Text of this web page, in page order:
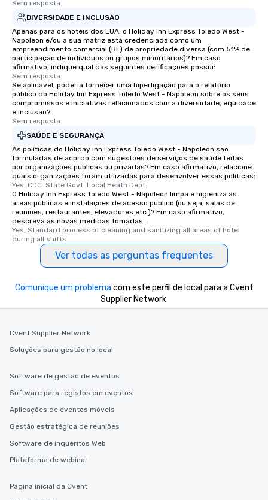
Sem resposta.
DIVERSIDADE E INCLUSÃO
Apenas para os hotéis dos EUA, o Holiday Inn Express Toledo West -
Napoleon e/ou a sua matriz está credenciada como um
empreendimento comercial (BE) de propriedade diversa (com 51% de
participação de indivíduos ou grupos minoritários)? Em caso
afirmativo, indique qual das seguintes cerificações possui:
Sem resposta.
Se aplicável, poderia fornecer uma hiperligação para o relatório
público do Holiday Inn Express Toledo West - Napoleon sobre os seus
compromissos e iniciativas relacionados com a diversidade, equidade
e inclusão?
Sem resposta.
SAÚDE E SEGURANÇA
As políticas do Holiday Inn Express Toledo West - Napoleon são
formuladas de acordo com sugestões de serviços de saúde feitas
por organizações públicas ou privadas? Em caso afirmativo, relacione
quais organizações foram utilizadas para desenvolver essas políticas:
Yes, CDC  State Govt  Local Heath Dept.
O Holiday Inn Express Toledo West - Napoleon limpa e higieniza as
áreas públicas e instalações de acesso público (ou seja, salas de
reuniões, restaurantes, elevadores etc.)? Em caso afirmativo,
descreva as novas medidas tomadas.
Yes, Standard process of cleaning and sanitizing all areas of hotel
during all shifts
Ver todas as perguntas frequentes
Comunique um problema com este perfil de local para a Cvent
Supplier Network.
Cvent Supplier Network
Soluções para gestão no local
Software de gestão de eventos
Software para registos em eventos
Aplicações de eventos móveis
Gestão estratégica de reuniões
Software de inquéritos Web
Plataforma de webinar
Página inicial da Cvent